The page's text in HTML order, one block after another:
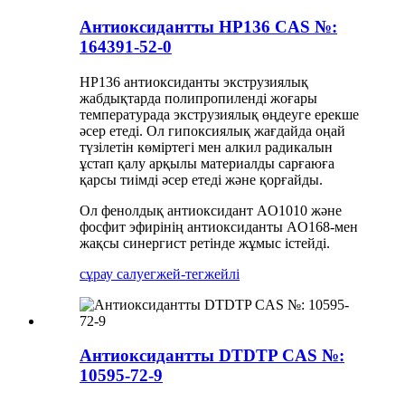
Антиоксидантты HP136 CAS №:
164391-52-0
HP136 антиоксиданты экструзиялық
жабдықтарда полипропиленді жоғары
температурада экструзиялық өңдеуге ерекше
әсер етеді. Ол гипоксиялық жағдайда оңай
түзілетін көміртегі мен алкил радикалын
ұстап қалу арқылы материалды сарғаюға
қарсы тиімді әсер етеді және қорғайды.
Ол фенолдық антиоксидант AO1010 және
фосфит эфирінің антиоксиданты AO168-мен
жақсы синергист ретінде жұмыс істейді.
сұрау салуегжей-тегжейлі
Антиоксидантты DTDTP CAS №:
10595-72-9